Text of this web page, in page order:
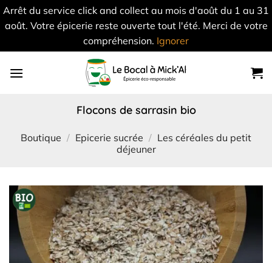
Arrêt du service click and collect au mois d'août du 1 au 31
août. Votre épicerie reste ouverte tout l'été. Merci de votre
compréhension. Ignorer
flocons de sarrasin bio
Boutique / Epicerie sucrée / Les céréales du petit
déjeuner